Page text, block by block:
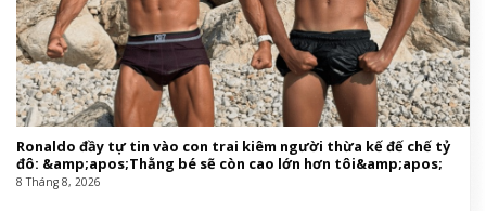
Ronaldo đầy tự tin vào con trai kiêm người thừa kế đế chế tỷ
đô: &amp;apos;Thằng bé sẽ còn cao lớn hơn tôi&amp;apos;
8 Tháng 8, 2026